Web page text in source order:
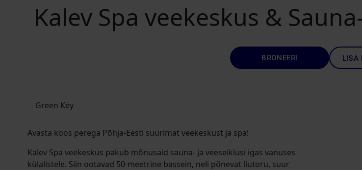
Kalev Spa veekeskus &
BRONEERI LISA
Green Key
Avasta koos perega Põhja-Eesti suurimat veekeskust ja spa!
Kalev Spa veekeskus pakub mõnusaid sauna- ja veeseiklusi igas vanuses
külalistele. Siin ootavad 50-meetrine bassein, neli põnevat liutoru, suur